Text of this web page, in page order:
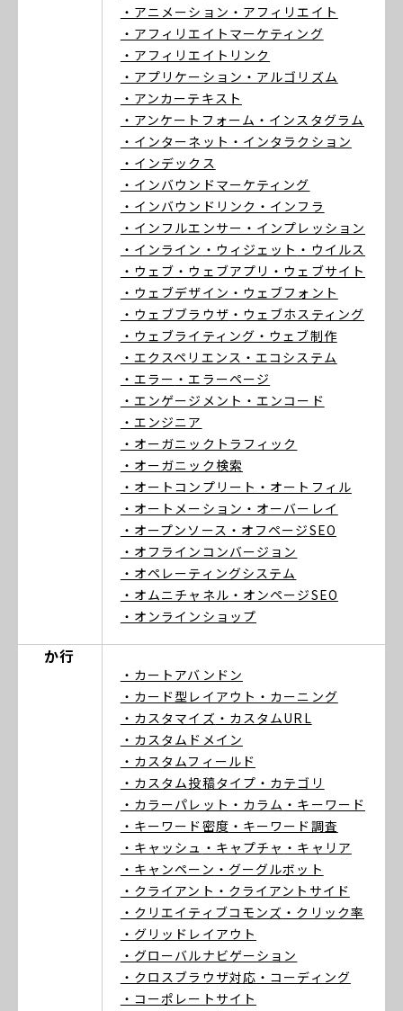
・アニメーション ・アフィリエイト
・アフィリエイトマーケティング
・アフィリエイトリンク
・アプリケーション ・アルゴリズム
・アンカーテキスト
・アンケートフォーム ・インスタグラム
・インターネット ・インタラクション
・インデックス
・インバウンドマーケティング
・インバウンドリンク ・インフラ
・インフルエンサー ・インプレッション
・インライン ・ウィジェット ・ウイルス
・ウェブ ・ウェブアプリ ・ウェブサイト
・ウェブデザイン ・ウェブフォント
・ウェブブラウザ ・ウェブホスティング
・ウェブライティング ・ウェブ制作
・エクスペリエンス ・エコシステム
・エラー ・エラーページ
・エンゲージメント ・エンコード
・エンジニア
・オーガニックトラフィック
・オーガニック検索
・オートコンプリート ・オートフィル
・オートメーション ・オーバーレイ
・オープンソース ・オフページSEO
・オフラインコンバージョン
・オペレーティングシステム
・オムニチャネル ・オンページSEO
・オンラインショップ
か行
・カートアバンドン
・カード型レイアウト ・カーニング
・カスタマイズ ・カスタムURL
・カスタムドメイン
・カスタムフィールド
・カスタム投稿タイプ ・カテゴリ
・カラーパレット ・カラム ・キーワード
・キーワード密度 ・キーワード調査
・キャッシュ ・キャプチャ ・キャリア
・キャンペーン ・グーグルボット
・クライアント ・クライアントサイド
・クリエイティブコモンズ ・クリック率
・グリッドレイアウト
・グローバルナビゲーション
・クロスブラウザ対応 ・コーディング
・コーポレートサイト